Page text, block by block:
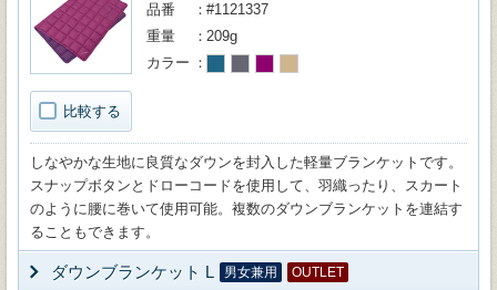
比較する
品番
#1121337
重量
209g
カラー
しなやかな生地に良質なダウンを封入した軽量ブランケットです。
スナップボタンとドローコードを使用して、羽織ったり、スカート
のように腰に巻いて使用可能。複数のダウンブランケットを連結す
ることもできます。
ダウンブランケット L 男女兼用 OUTLET